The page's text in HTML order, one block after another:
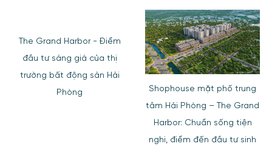
The Grand Harbor - Điểm
đầu tư sáng giá của thị
trường bất động sản Hải
Phòng
Shophouse mặt phố trung
tâm Hải Phòng – The Grand
Harbor: Chuẩn sống tiện
nghi, điểm đến đầu tư sinh